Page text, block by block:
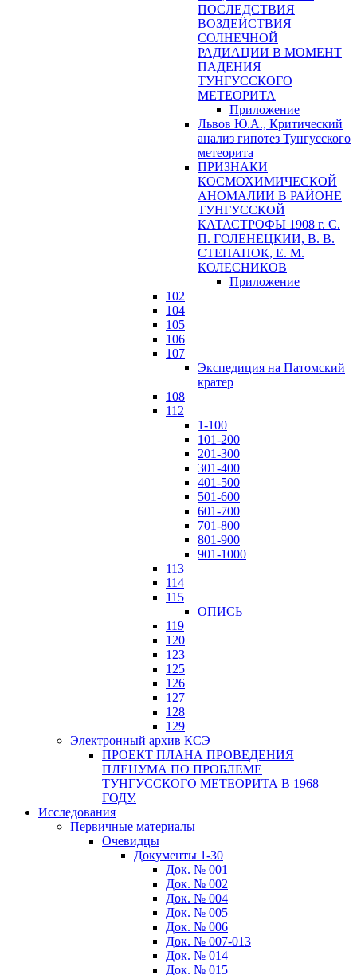
ПОСЛЕДСТВИЯ
ВОЗДЕЙСТВИЯ
СОЛНЕЧНОЙ
РАДИАЦИИ В МОМЕНТ
ПАДЕНИЯ
ТУНГУССКОГО
MЕТЕОРИТА
Приложение
Львов Ю.A., Критический
анализ гипотез Тунгусского
метеорита
ПРИЗНАКИ
КОСМОХИМИЧЕСКОЙ
АНОМАЛИИ В РАЙОНЕ
ТУНГУССКОЙ
КАТАСТРОФЫ 1908 г. С.
П. ГОЛЕНЕЦКИИ, В. В.
СТЕПАНОК, Е. М.
КОЛЕСНИКОВ
Приложение
102
104
105
106
107
Экспедиция на Патомский
кратер
108
112
1-100
101-200
201-300
301-400
401-500
501-600
601-700
701-800
801-900
901-1000
113
114
115
ОПИСЬ
119
120
123
125
126
127
128
129
Электронный архив КСЭ
ПРОЕКТ ПЛАНА ПРОВЕДЕНИЯ
ПЛЕНУМА ПО ПРОБЛЕМЕ
ТУНГУССКОГО МЕТЕОРИТА В 1968
ГОДУ.
Исследования
Первичные материалы
Очевидцы
Документы 1-30
Док. № 001
Док. № 002
Док. № 004
Док. № 005
Док. № 006
Док. № 007-013
Док. № 014
Док. № 015